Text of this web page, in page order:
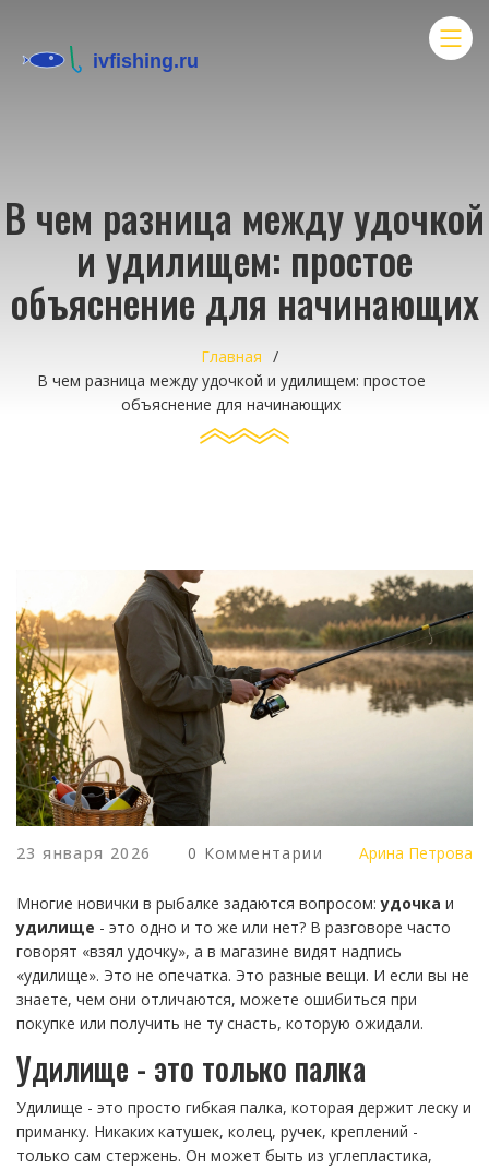
В чем разница между удочкой
и удилищем: простое
объяснение для начинающих
Главная
В чем разница между удочкой и удилищем: простое
объяснение для начинающих
23 января 2026 0 Комментарии Арина Петрова
Многие новички в рыбалке задаются вопросом:удочка и
удилище - это одно и то же или нет? В разговоре часто
говорят «взял удочку», а в магазине видят надпись
«удилище». Это не опечатка. Это разные вещи. И если вы не
знаете, чем они отличаются, можете ошибиться при
покупке или получить не ту снасть, которую ожидали.
Удилище - это только палка
Удилище - это просто гибкая палка, которая держит леску и
приманку. Никаких катушек, колец, ручек, креплений -
только сам стержень. Он может быть из углепластика,